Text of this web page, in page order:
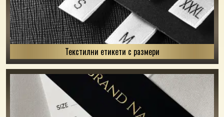
Текстилни етикети с размери